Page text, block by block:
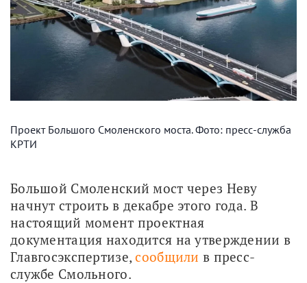
Проект Большого Смоленского моста. Фото: пресс-служба
КРТИ
Большой Смоленский мост через Неву
начнут строить в декабре этого года. В
настоящий момент проектная
документация находится на утверждении в
Главгосэкспертизе, сообщили в пресс-
службе Смольного.